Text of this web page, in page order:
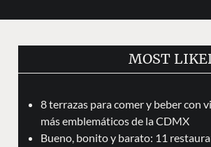
MOST
8 terrazas para comer y beber con
más emblemáticos de la CDMX
Bueno, bonito y barato: 11